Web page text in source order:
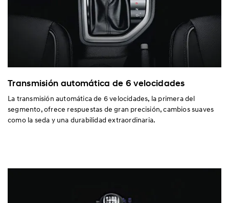
Transmisión automática de 6 velocidades
La transmisión automática de 6 velocidades, la primera del
segmento, ofrece respuestas de gran precisión, cambios suaves
como la seda y una durabilidad extraordinaria.